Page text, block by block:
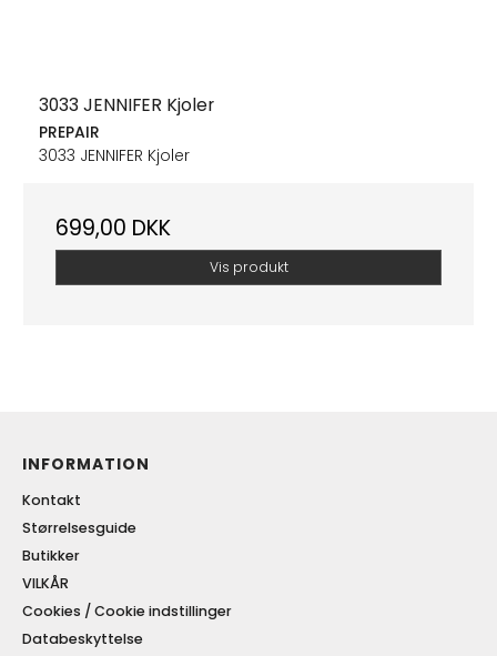
3033 JENNIFER Kjoler
PREPAIR
3033 JENNIFER Kjoler
699,00 DKK
Vis produkt
INFORMATION
Kontakt
Størrelsesguide
Butikker
VILKÅR
Cookies / Cookie indstillinger
Databeskyttelse